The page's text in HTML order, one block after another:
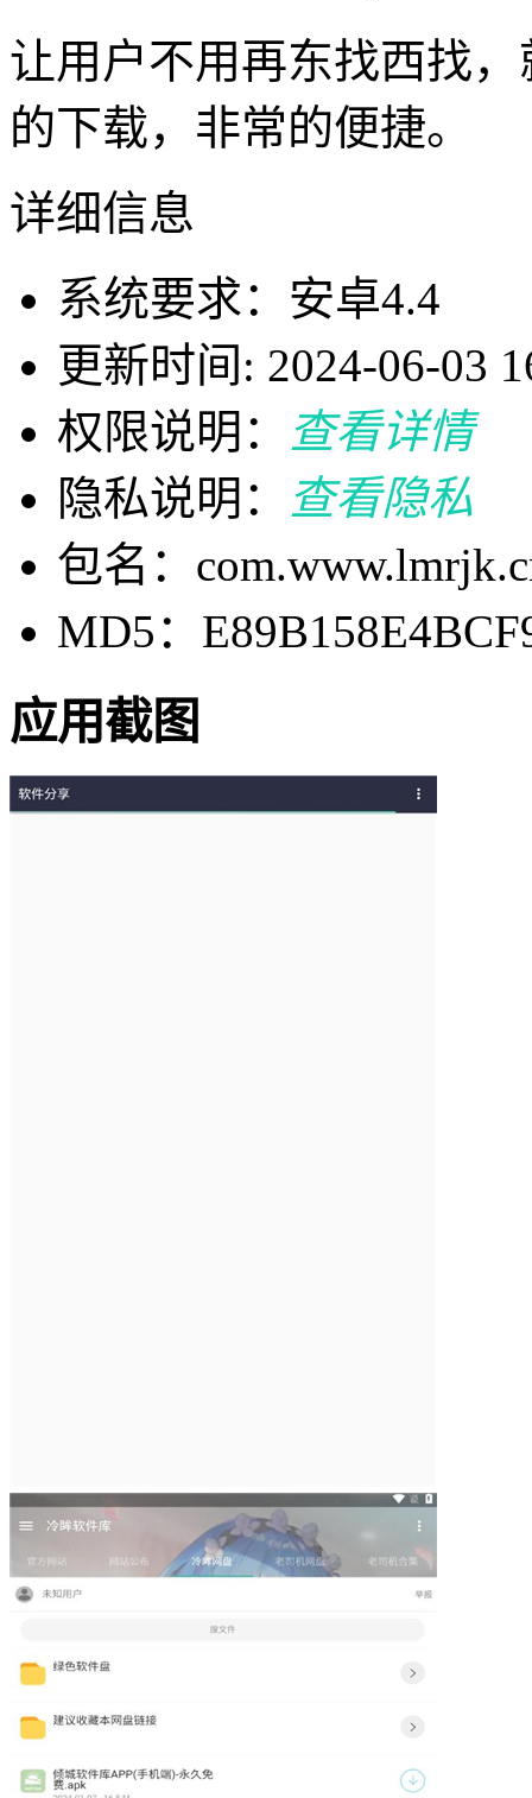
让用户不用再东找西找
的下载，非常的便捷。
详细信息
系统要求：安卓4.4
更新时间: 2024-06-03
权限说明：
查看详情
隐私说明：
查看隐私
包名：
MD5：
应用截图